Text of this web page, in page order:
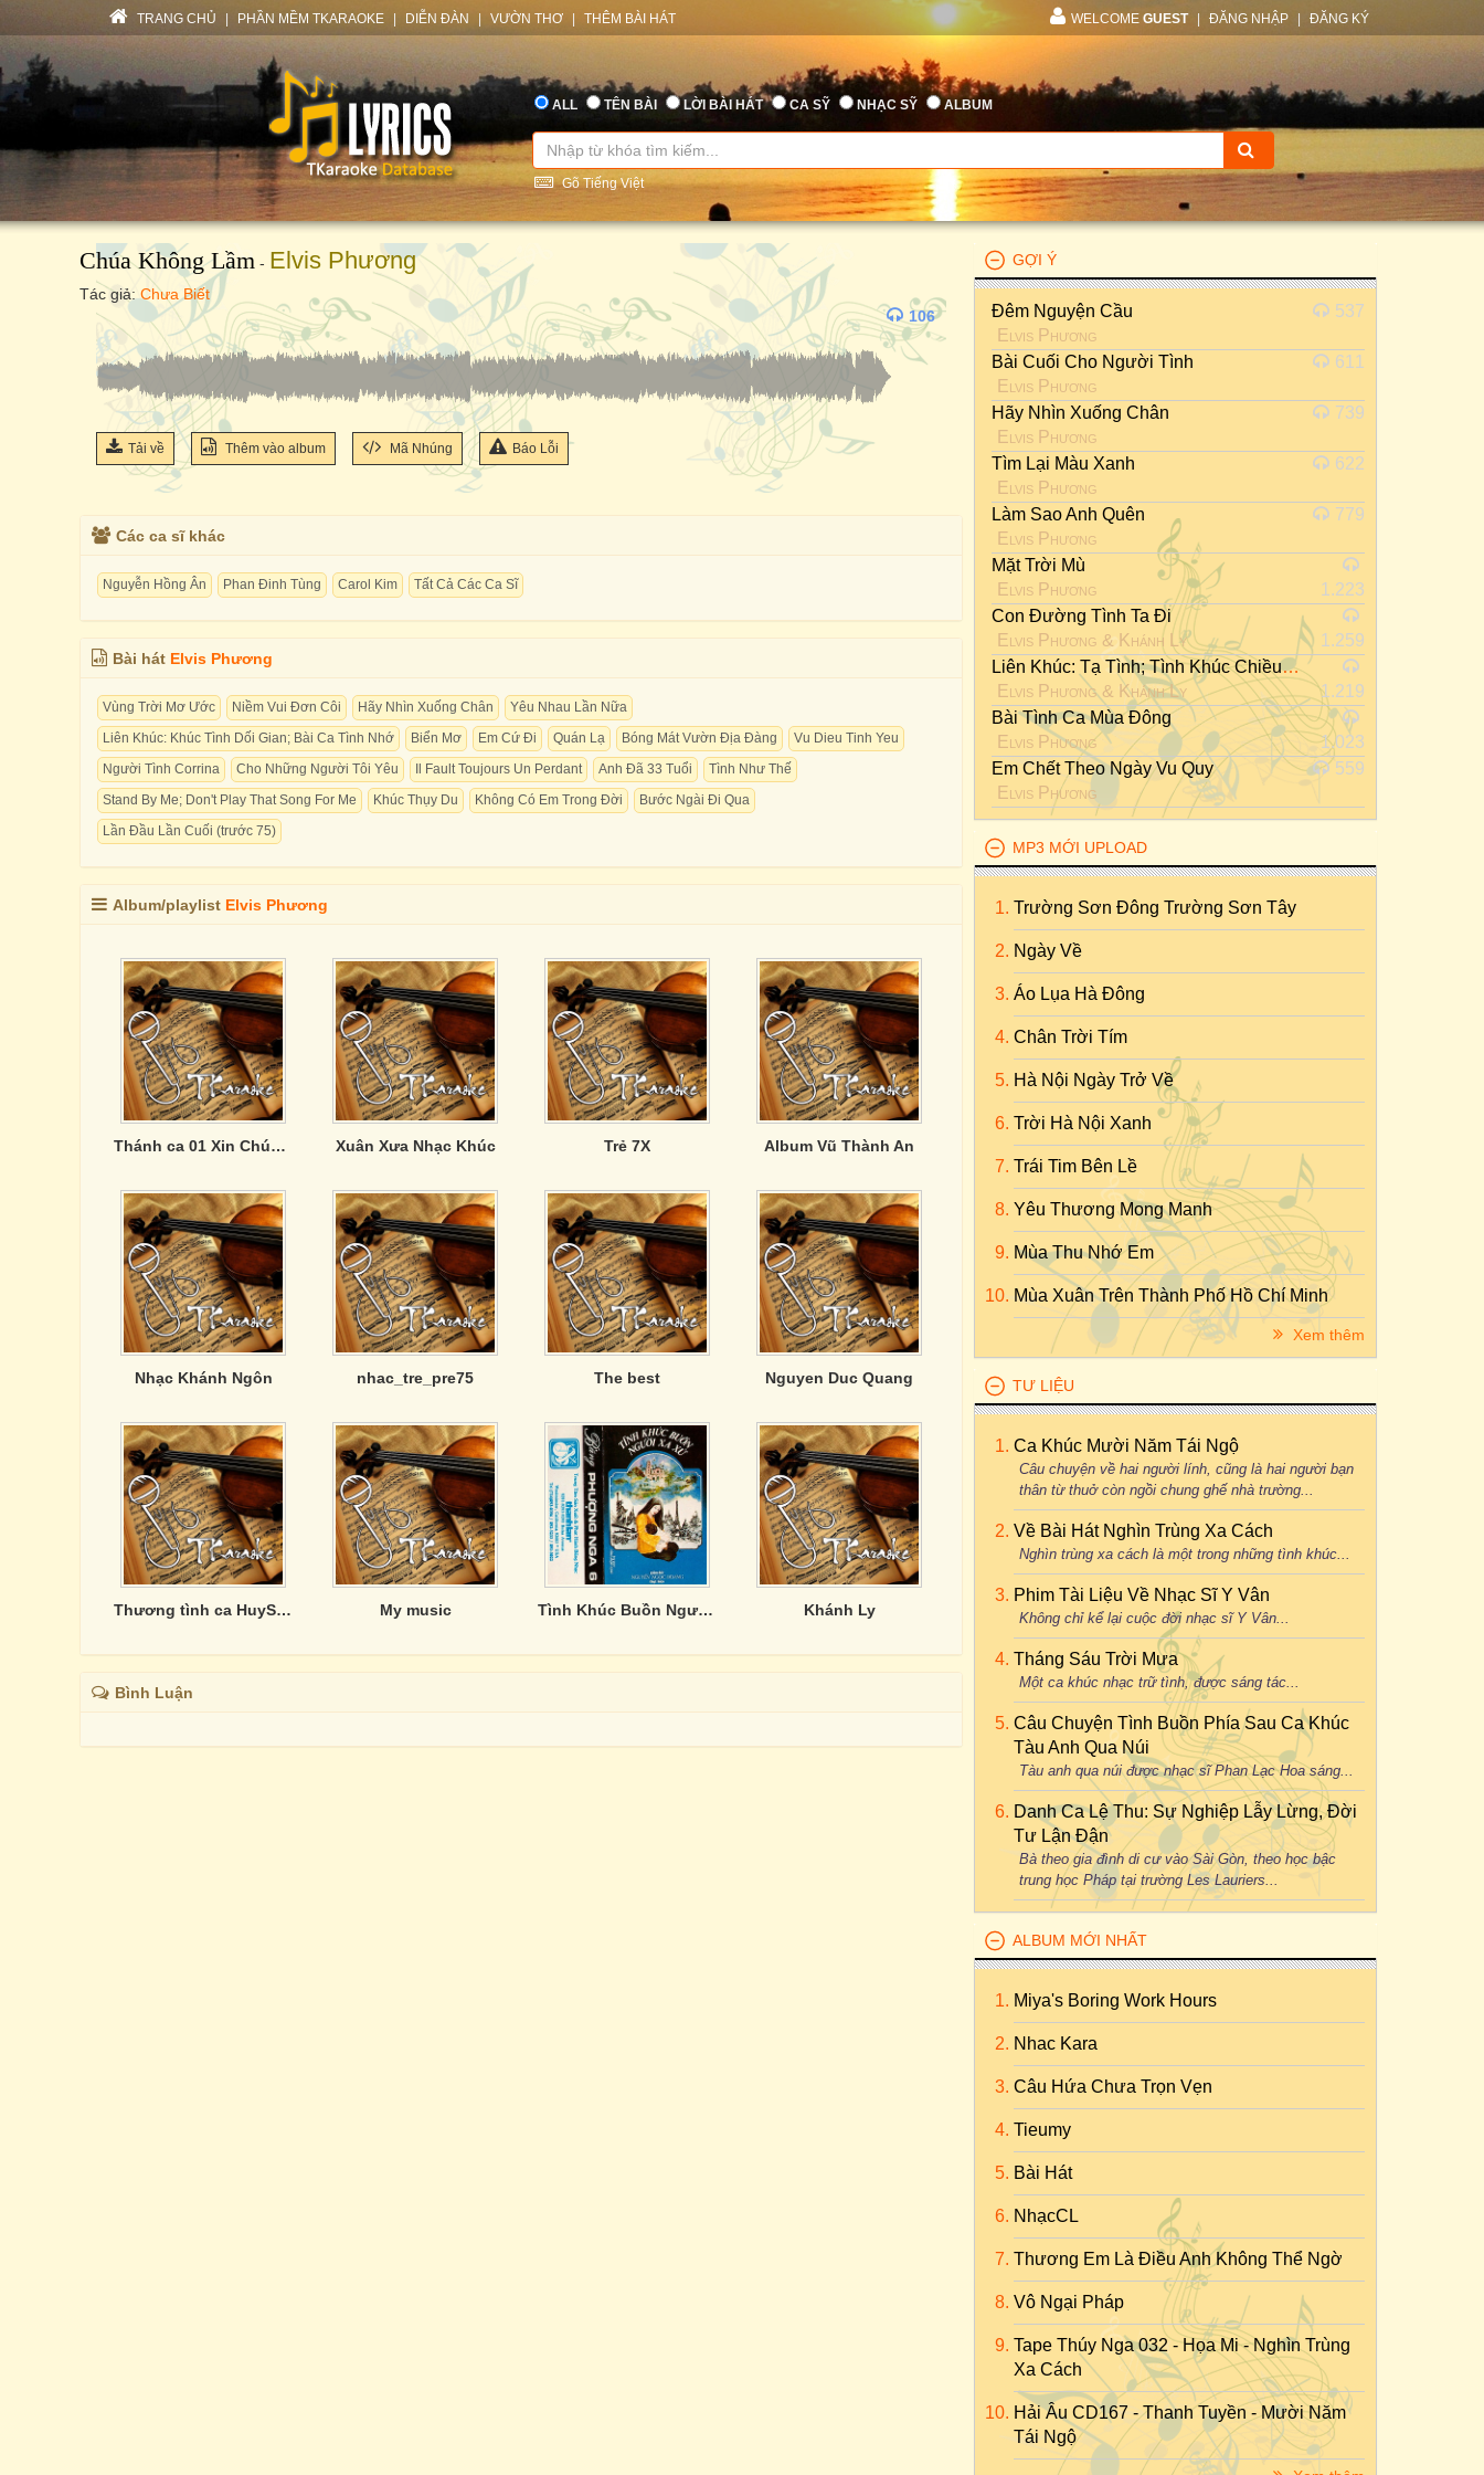
TRANG CHỦ PHẦN MỀM TKARAOKE DIỄN ĐÀN VƯỜN THƠ THÊM BÀI HÁT WELCOME GUEST ĐĂNG NHẬP ĐĂNG KÝ
ALL TÊN BÀI LỜI BÀI HÁT CA SỸ NHẠC SỸ ALBUM
Gõ Tiếng Việt
Chúa Không Lầm - Elvis Phương
Tác giả: Chưa Biết
106
Tải về Thêm vào album Mã Nhúng Báo Lỗi
Các ca sĩ khác
Nguyễn Hồng Ân Phan Đinh Tùng Carol Kim Tất Cả Các Ca Sĩ
Bài hát Elvis Phương
Vùng Trời Mơ Ước Niềm Vui Đơn Côi Hãy Nhìn Xuống Chân
Yêu Nhau Lần Nữa
Liên Khúc: Khúc Tình Dối Gian; Bài Ca Tình Nhớ
Biển Mơ Em Cứ Đi Quán Lạ Bóng Mát Vườn Địa Đàng
Vu Dieu Tinh Yeu
Người Tình Corrina
Cho Những Người Tôi Yêu Il Fault Toujours Un Perdant Anh Đã 33 Tuổi
Tình Như Thế
Stand By Me; Don't Play That Song For Me
Khúc Thụy Du Không Có Em Trong Đời
Bước Ngài Đi Qua
Lần Đầu Lần Cuối (trước 75)
Album/playlist Elvis Phương
Thánh ca 01 Xin Chúa giữ gìn con Xuân Xưa Nhạc Khúc Trẻ 7X Album Vũ Thành An
Nhạc Khánh Ngôn nhac_tre_pre75 The best Nguyen Duc Quang
Thương tình ca HuySony My music Tình Khúc Buồn Người Xa Xứ Khánh Ly
Bình Luận
GỢI Ý
Đêm Nguyện Cầu
Elvis Phương
537
Bài Cuối Cho Người Tình
Elvis Phương
611
Hãy Nhìn Xuống Chân
Elvis Phương
739
Tìm Lại Màu Xanh
Elvis Phương
622
Làm Sao Anh Quên
Elvis Phương
779
Mặt Trời Mù
Elvis Phương
1.223
Con Đường Tình Ta Đi
Elvis Phương & Khánh Ly
1.259
Liên Khúc: Tạ Tình; Tình Khúc Chiều Mưa
Elvis Phương& Khánh Ly
1.219
Bài Tình Ca Mùa Đông
Elvis Phương
1.023
Em Chết Theo Ngày Vu Quy
Elvis Phương
559
MP3 MỚI UPLOAD
Trường Sơn Đông Trường Sơn Tây
Ngày Về
Áo Lụa Hà Đông
Chân Trời Tím
Hà Nội Ngày Trở Về
Trời Hà Nội Xanh
Trái Tim Bên Lề
Yêu Thương Mong Manh
Mùa Thu Nhớ Em
Mùa Xuân Trên Thành Phố Hồ Chí Minh
Xem thêm
TƯ LIỆU
Ca Khúc Mười Năm Tái Ngộ
Câu chuyện về hai người lính, cũng là hai người bạn
thân từ thuở còn ngồi chung ghế nhà trường...
Về Bài Hát Nghìn Trùng Xa Cách
Nghìn trùng xa cách là một trong những tình khúc...
Phim Tài Liệu Về Nhạc Sĩ Y Vân
Không chỉ kể lại cuộc đời nhạc sĩ Y Vân...
Tháng Sáu Trời Mưa
Một ca khúc nhạc trữ tình, được sáng tác...
Câu Chuyện Tình Buồn Phía Sau Ca Khúc
Tàu Anh Qua Núi
Tàu anh qua núi được nhạc sĩ Phan Lạc Hoa sáng...
Danh Ca Lệ Thu: Sự Nghiệp Lẫy Lừng, Đời
Tư Lận Đận
Bà theo gia đình di cư vào Sài Gòn, theo học bậc
trung học Pháp tại trường Les Lauriers...
ALBUM MỚI NHẤT
Miya's Boring Work Hours
Nhac Kara
Câu Hứa Chưa Trọn Vẹn
Tieumy
Bài Hát
NhạcCL
Thương Em Là Điều Anh Không Thể Ngờ
Vô Ngại Pháp
Tape Thúy Nga 032 - Họa Mi - Nghìn Trùng
Xa Cách
Hải Âu CD167 - Thanh Tuyền - Mười Năm
Tái Ngộ